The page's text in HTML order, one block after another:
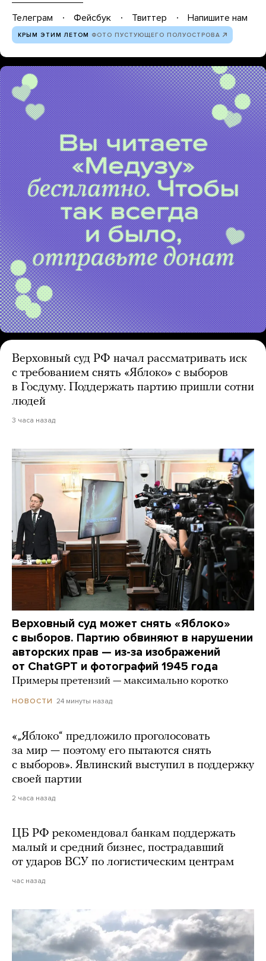
Телеграм Фейсбук Твиттер Напишите нам
КРЫМ ЭТИМ ЛЕТОМ ФОТО ПУСТУЮЩЕГО ПОЛУОСТРОВА
Верховный суд РФ начал рассматривать иск
с требованием снять «Яблоко» с выборов
в Госдуму. Поддержать партию пришли сотни
людей
3 часа назад
Верховный суд может снять «Яблоко»
с выборов. Партию обвиняют в нарушении
авторских прав — из-за изображений
от ChatGPT и фотографий 1945 года
Примеры претензий — максимально коротко
НОВОСТИ 24 минуты назад
«„Яблоко“ предложило проголосовать
за мир — поэтому его пытаются снять
с выборов». Явлинский выступил в поддержку
своей партии
2 часа назад
ЦБ РФ рекомендовал банкам поддержать
малый и средний бизнес, пострадавший
от ударов ВСУ по логистическим центрам
час назад